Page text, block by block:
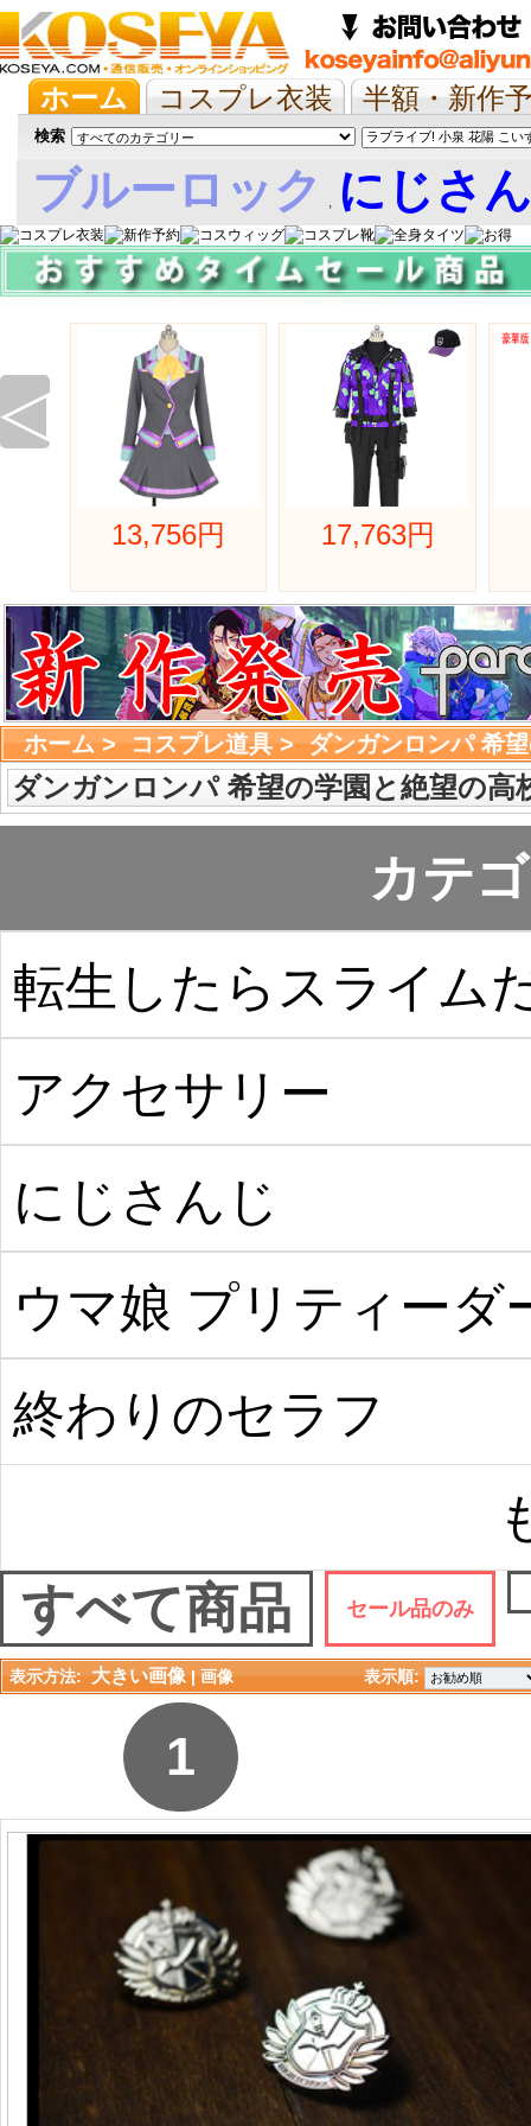
ホーム コスプレ衣装
半額・新作
抱き枕/布団/シーツ
ツイステ ウマ
検索
ブルーロック , にじさ
娘
◁
13,756円 17,763円
ホーム> コスプレ道具> ダンガンロンパ 希
ダンガンロンパ 希望の学園と絶望の高
カテ
転生したらスライム
った件
アクセサリー
にじさんじ
ウマ娘 プリティーダ
ビー
終わりのセラフ
すべて商品 セール品のみ
表示方法: 大きい画像 | 画像 表示順:
1